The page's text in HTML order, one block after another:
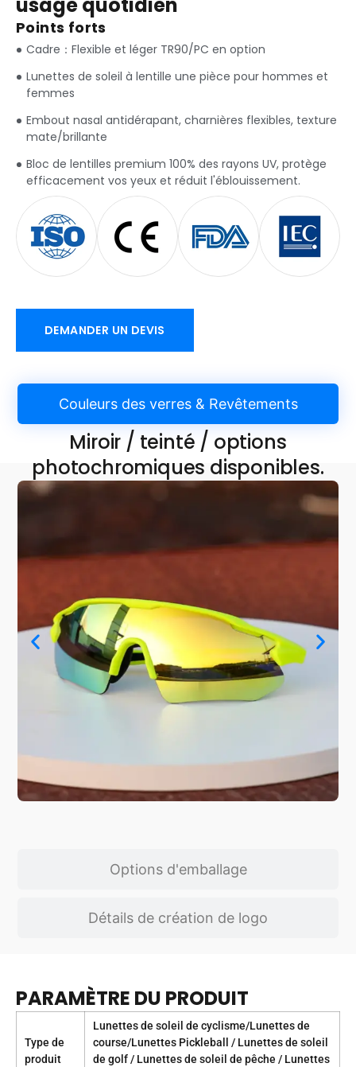
Points forts
Cadre：Flexible et léger TR90/PC en option
Lunettes de soleil à lentille une pièce pour hommes et
femmes
Embout nasal antidérapant, charnières flexibles, texture
mate/brillante
Bloc de lentilles premium 100% des rayons UV, protège
efficacement vos yeux et réduit l'éblouissement.
DEMANDER UN DEVIS
Couleurs des verres & Revêtements
Options d'emballage
Détails de création de logo
Miroir / teinté / options
photochromiques disponibles.
PARAMÈTRE DU PRODUIT
Type de
produit
Lunettes de soleil de cyclisme/Lunettes de
course/Lunettes Pickleball / Lunettes de soleil
de golf / Lunettes de soleil de pêche / Lunettes